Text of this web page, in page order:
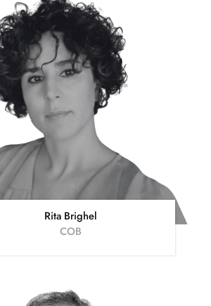
Rita Brighel
COB